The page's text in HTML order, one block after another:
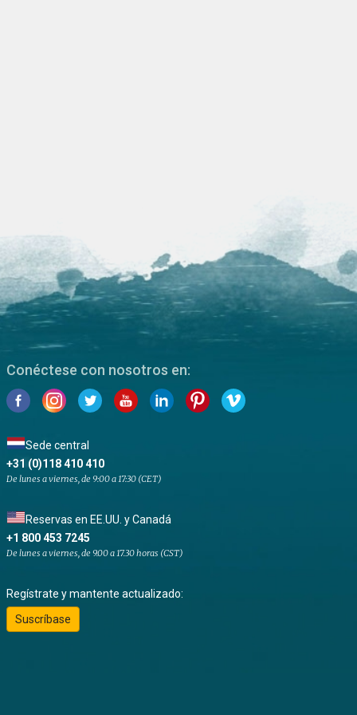
Conéctese con nosotros en:
Sede central
+31 (0)118 410 410
De lunes a viernes, de 9:00 a 17:30 (CET)
Reservas en EE.UU. y Canadá
+1 800 453 7245
De lunes a viernes, de 9.00 a 17.30 horas (CST)
Regístrate y mantente actualizado:
Suscríbase